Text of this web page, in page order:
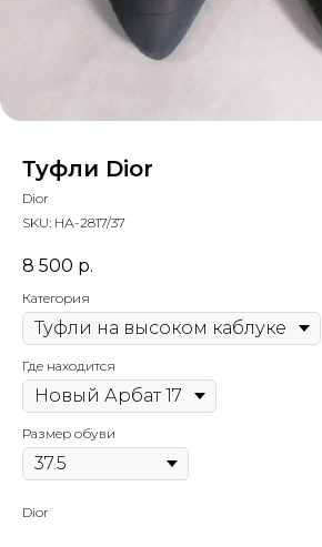
Туфли Dior
Dior
SKU: НА-2817/37
8 500 р.
Категория
Где находится
Размер обуви
Dior